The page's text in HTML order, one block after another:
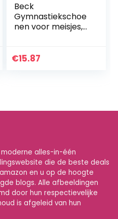
Beck
Gymnastiekschoe
nen voor meisjes,
€15.87
alles-in-één
die de beste deals
en u op de hoogte
blogs. Alle afbeeldingen
door hun respectievelijke
is afgeleid van hun